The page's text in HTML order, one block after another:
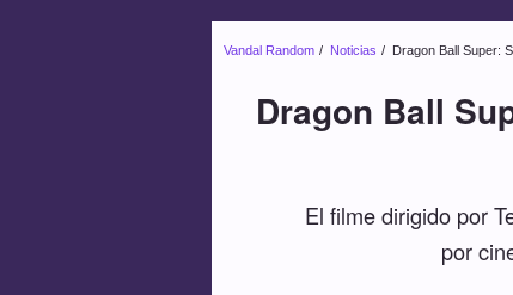
Vandal Random Noticias Dragon Ball Super:
Dragon Ball
El filme dirigido por
por